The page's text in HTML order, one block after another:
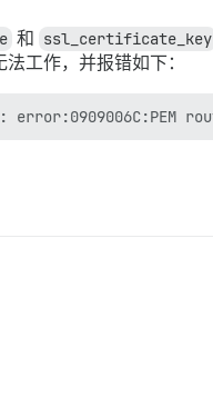
和 ssl_certificate_key
工作，并报错如下：